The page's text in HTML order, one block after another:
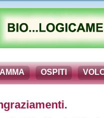
OSPITI